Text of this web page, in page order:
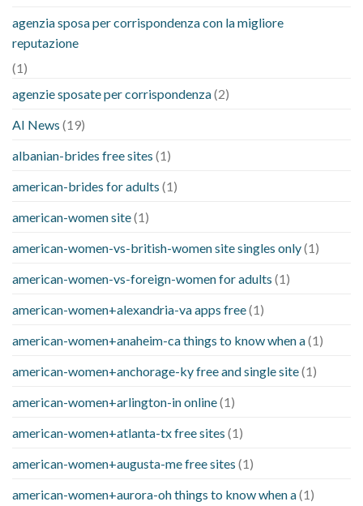
agenzia sposa per corrispondenza con la migliore
reputazione
(1)
agenzie sposate per corrispondenza(2)
AI News (19)
albanian-brides free sites (1)
american-brides for adults (1)
american-women site(1)
american-women-vs-british-women site singles only(1)
american-women-vs-foreign-women for adults (1)
american-women+alexandria-va apps free(1)
american-women+anaheim-ca things to know when a(1)
american-women+anchorage-ky free and single site(1)
american-women+arlington-in online(1)
american-women+atlanta-tx free sites (1)
american-women+augusta-me free sites (1)
american-women+aurora-oh things to know when a(1)